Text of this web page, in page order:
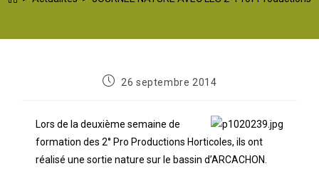
26 septembre 2014
Lors de la deuxième semaine de
formation des 2° Pro Productions Horticoles, ils ont
réalisé une sortie nature sur le bassin d’ARCACHON.